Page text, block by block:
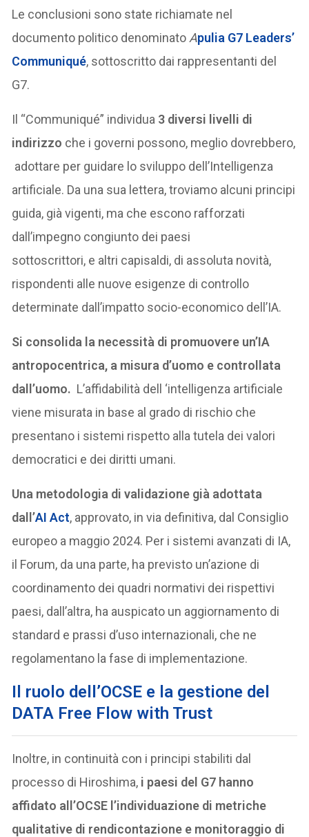
Le conclusioni sono state richiamate nel
documento politico denominato Apulia G7 Leaders’
Communiqué, sottoscritto dai rappresentanti del
G7.
Il “Communiqué” individua 3 diversi livelli di
indirizzo che i governi possono, meglio dovrebbero,
adottare per guidare lo sviluppo dell’Intelligenza
artificiale. Da una sua lettera, troviamo alcuni principi
guida, già vigenti, ma che escono rafforzati
dall’impegno congiunto dei paesi
sottoscrittori, e altri capisaldi, di assoluta novità,
rispondenti alle nuove esigenze di controllo
determinate dall’impatto socio-economico dell’IA.
Si consolida la necessità di promuovere un’IA
antropocentrica, a misura d’uomo e controllata
dall’uomo. L’affidabilità dell ‘intelligenza artificiale
viene misurata in base al grado di rischio che
presentano i sistemi rispetto alla tutela dei valori
democratici e dei diritti umani.
Una metodologia di validazione già adottata
dall’AI Act, approvato, in via definitiva, dal Consiglio
europeo a maggio 2024. Per i sistemi avanzati di IA,
il Forum, da una parte, ha previsto un’azione di
coordinamento dei quadri normativi dei rispettivi
paesi, dall’altra, ha auspicato un aggiornamento di
standard e prassi d’uso internazionali, che ne
regolamentano la fase di implementazione.
Il ruolo dell’OCSE e la gestione del
DATA Free Flow with Trust
Inoltre, in continuità con i principi stabiliti dal
processo di Hiroshima, i paesi del G7 hanno
affidato all’OCSE l’individuazione di metriche
qualitative di rendicontazione e monitoraggio di